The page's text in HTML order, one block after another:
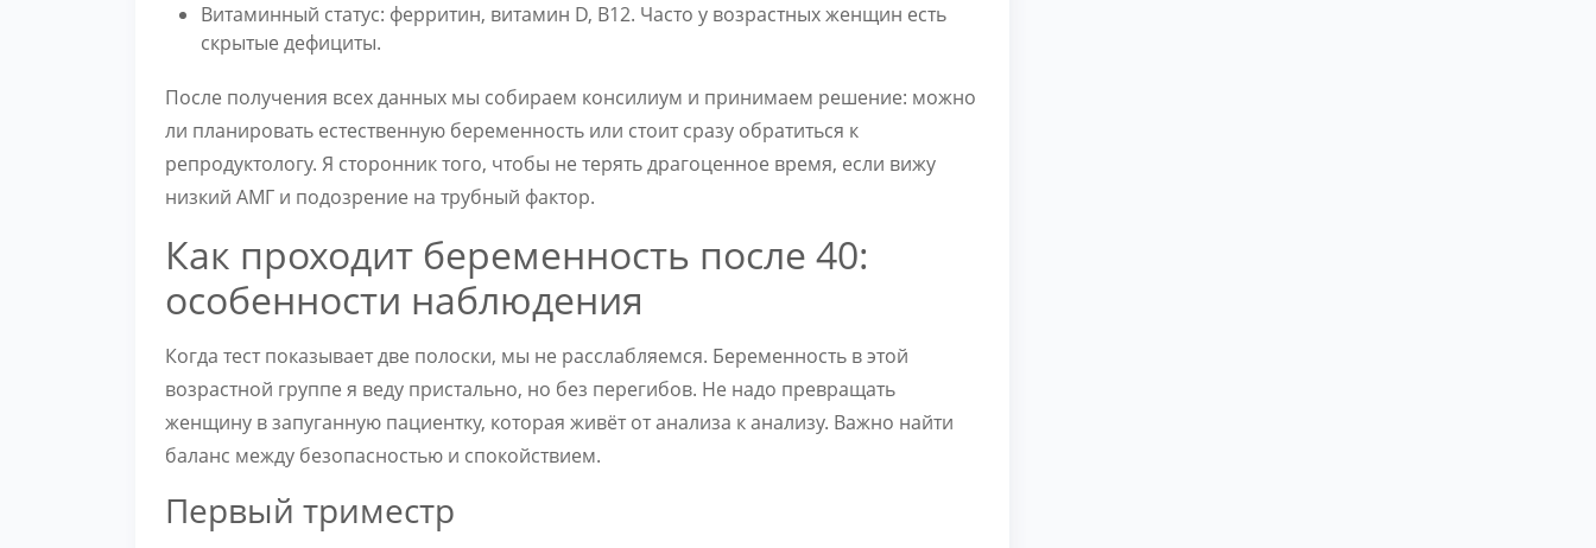
Витаминный статус: ферритин, витамин D, B12. Часто у возрастных женщин есть
скрытые дефициты.
После получения всех данных мы собираем консилиум и принимаем решение: можно
ли планировать естественную беременность или стоит сразу обратиться к
репродуктологу. Я сторонник того, чтобы не терять драгоценное время, если вижу
низкий АМГ и подозрение на трубный фактор.
Как проходит беременность после 40:
особенности наблюдения
Когда тест показывает две полоски, мы не расслабляемся. Беременность в этой
возрастной группе я веду пристально, но без перегибов. Не надо превращать
женщину в запуганную пациентку, которая живёт от анализа к анализу. Важно найти
баланс между безопасностью и спокойствием.
Первый триместр